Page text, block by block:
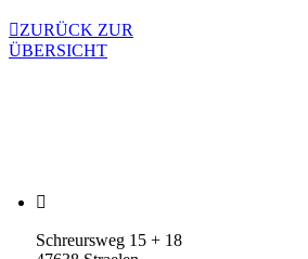
ZURÜCK ZUR
ÜBERSICHT
Schreursweg 15 + 18